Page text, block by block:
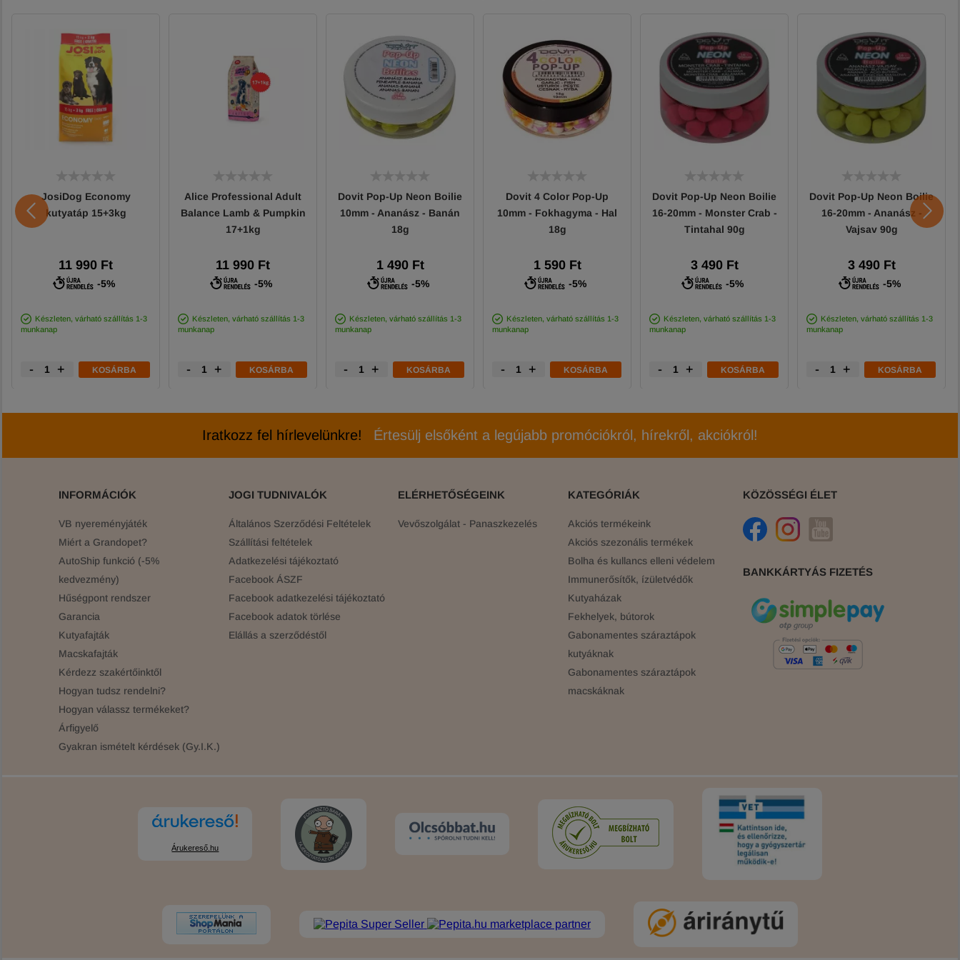
JosiDog Economy
kutyatáp 15+3kg
11 990 Ft
-5%
Készleten, várható szállítás 1-3
munkanap
- + KOSÁRBA
Alice Professional Adult
Balance Lamb & Pumpkin
17+1kg
11 990 Ft
-5%
Készleten, várható szállítás 1-3
munkanap
- + KOSÁRBA
Dovit Pop-Up Neon Boilie
10mm - Ananász - Banán
18g
1 490 Ft
-5%
Készleten, várható szállítás 1-3
munkanap
- + KOSÁRBA
Dovit 4 Color Pop-Up
10mm - Fokhagyma - Hal
18g
1 590 Ft
-5%
Készleten, várható szállítás 1-3
munkanap
- + KOSÁRBA
Dovit Pop-Up Neon Boilie
16-20mm - Monster Crab -
Tintahal 90g
3 490 Ft
-5%
Készleten, várható szállítás 1-3
munkanap
- + KOSÁRBA
Dovit Pop-Up Neon Boilie
16-20mm - Ananász -
Vajsav 90g
3 490 Ft
-5%
Készleten, várható szállítás 1-3
munkanap
- + KOSÁRBA
Iratkozz fel hírlevelünkre! Értesülj elsőként a legújabb promóciókról, hírekről, akciókról!
INFORMÁCIÓK
VB nyereményjáték
Miért a Grandopet?
AutoShip funkció (-5%
kedvezmény)
Hűségpont rendszer
Garancia
Kutyafajták
Macskafajták
Kérdezz szakértőinktől
Hogyan tudsz rendelni?
Hogyan válassz termékeket?
Árfigyelő
Gyakran ismételt kérdések (Gy.I.K.)
JOGI TUDNIVALÓK
Általános Szerződési Feltételek
Szállítási feltételek
Adatkezelési tájékoztató
Facebook ÁSZF
Facebook adatkezelési tájékoztató
Facebook adatok törlése
Elállás a szerződéstől
ELÉRHETŐSÉGEINK
Vevőszolgálat - Panaszkezelés
KATEGÓRIÁK
Akciós termékeink
Akciós szezonális termékek
Bolha és kullancs elleni védelem
Immunerősítők, ízületvédők
Kutyaházak
Fekhelyek, bútorok
Gabonamentes száraztápok
kutyáknak
Gabonamentes száraztápok
macskáknak
KÖZÖSSÉGI ÉLET
BANKKÁRTYÁS FIZETÉS
Árukereső.hu
marketplace partner